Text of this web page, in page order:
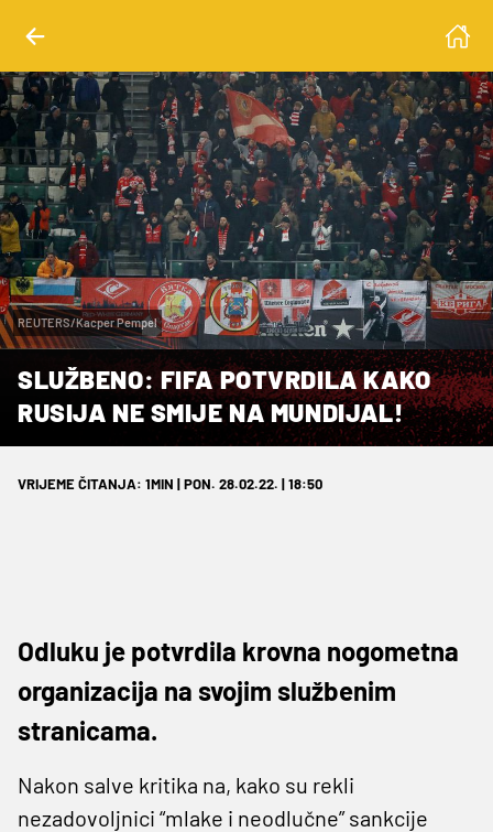
REUTERS/Kacper Pempel
SLUŽBENO: FIFA POTVRDILA KAKO
RUSIJA NE SMIJE NA MUNDIJAL!
VRIJEME ČITANJA: 1MIN | PON. 28.02.22. | 18:50
Odluku je potvrdila krovna nogometna
organizacija na svojim službenim
stranicama.
Nakon salve kritika na, kako su rekli
nezadovoljnici “mlake i neodlučne” sankcije